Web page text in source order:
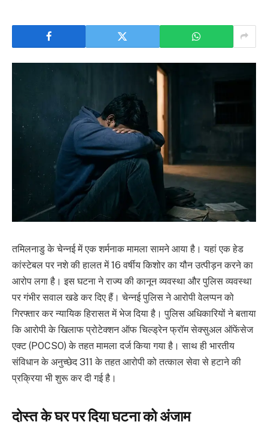
तमिलनाडु के चेन्नई में एक शर्मनाक मामला सामने आया है। यहां एक हेड
कांस्टेबल पर नशे की हालत में 16 वर्षीय किशोर का यौन उत्पीड़न करने का
आरोप लगा है। इस घटना ने राज्य की कानून व्यवस्था और पुलिस व्यवस्था
पर गंभीर सवाल खडे कर दिए हैं। चेन्नई पुलिस ने आरोपी वेलप्पन को
गिरफ्तार कर न्यायिक हिरासत में भेज दिया है। पुलिस अधिकारियों ने बताया
कि आरोपी के खिलाफ प्रोटेक्शन ऑफ चिल्ड्रेन फ्रॉम सेक्सुअल ऑफेंसेज
एक्ट (POCSO) के तहत मामला दर्ज किया गया है। साथ ही भारतीय
संविधान के अनुच्छेद 311 के तहत आरोपी को तत्काल सेवा से हटाने की
प्रक्रिया भी शुरू कर दी गई है।
दोस्त के घर पर दिया घटना को अंजाम